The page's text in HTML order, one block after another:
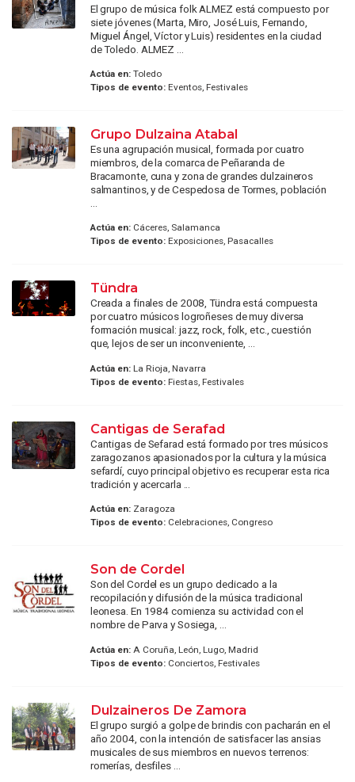
El grupo de música folk ALMEZ está compuesto por
siete jóvenes (Marta, Miro, José Luis, Fernando,
Miguel Ángel, Víctor y Luis) residentes en la ciudad
de Toledo. ALMEZ ...
Actúa en:Toledo
Tipos de evento:Eventos, Festivales
Grupo Dulzaina Atabal
Es una agrupación musical, formada por cuatro
miembros, de la comarca de Peñaranda de
Bracamonte, cuna y zona de grandes dulzaineros
salmantinos, y de Cespedosa de Tormes, población
Actúa en:Cáceres, Salamanca
Tipos de evento:Exposiciones, Pasacalles
Tündra
Creada a finales de 2008, Tündra está compuesta
por cuatro músicos logroñeses de muy diversa
formación musical: jazz, rock, folk, etc., cuestión
que, lejos de ser un inconveniente, ...
Actúa en:La Rioja, Navarra
Tipos de evento:Fiestas, Festivales
Cantigas de Serafad
Cantigas de Sefarad está formado por tres músicos
zaragozanos apasionados por la cultura y la música
sefardí, cuyo principal objetivo es recuperar esta rica
tradición y acercarla ...
Actúa en:Zaragoza
Tipos de evento:Celebraciones, Congreso
Son de Cordel
Son del Cordel es un grupo dedicado a la
recopilación y difusión de la música tradicional
leonesa. En 1984 comienza su actividad con el
nombre de Parva y Sosiega, ...
Actúa en:A Coruña, León, Lugo, Madrid
Tipos de evento:Conciertos, Festivales
Dulzaineros De Zamora
El grupo surgió a golpe de brindis con pacharán en el
año 2004, con la intención de satisfacer las ansias
musicales de sus miembros en nuevos terrenos:
romerías, desfiles ...